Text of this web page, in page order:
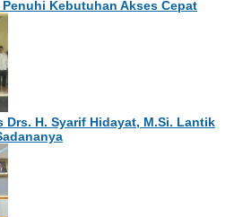
Kebutuhan Akses Cepat
Drs. H. Syarif Hidayat, M.Si. Lantik